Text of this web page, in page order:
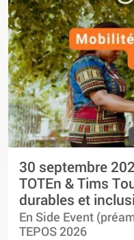
30 septembre
TOTEn & Tims
durables et
En Side Event
TEPOS 2026